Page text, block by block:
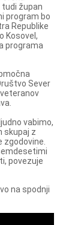
tudi župan
program bo
Republike
Kosovel,
programa
Sever
vabimo,
skupaj z
povezuje
na spodnji